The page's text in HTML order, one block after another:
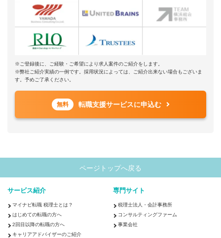
※ご登録後に、ご経験・ご希望により求人案件のご紹介をします。
※弊社ご紹介実績の一例です。採用状況によっては、ご紹介出来ない場合もございま
す。予めご了承ください。
無料 転職支援サービスに申込む
ページトップへ戻る
サービス紹介
マイナビ転職 税理士とは？
はじめての転職の方へ
2回目以降の転職の方へ
キャリアアドバイザーのご紹介
専門サイト
税理士法人・会計事務所
コンサルティングファーム
事業会社